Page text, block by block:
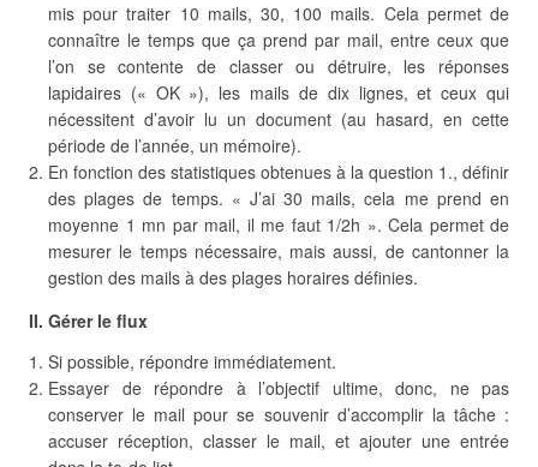
mis pour traiter 10 mails, 30, 100 mails. Cela permet de
connaître le temps que ça prend par mail, entre ceux que
l’on se contente de classer ou détruire, les réponses
lapidaires (« OK »), les mails de dix lignes, et ceux qui
nécessitent d’avoir lu un document (au hasard, en cette
période de l’année, un mémoire).
En fonction des statistiques obtenues à la question 1., définir
des plages de temps. « J’ai 30 mails, cela me prend en
moyenne 1 mn par mail, il me faut 1/2h ». Cela permet de
mesurer le temps nécessaire, mais aussi, de cantonner la
gestion des mails à des plages horaires définies.
II. Gérer le flux
Si possible, répondre immédiatement.
Essayer de répondre à l’objectif ultime, donc, ne pas
conserver le mail pour se souvenir d’accomplir la tâche :
accuser réception, classer le mail, et ajouter une entrée